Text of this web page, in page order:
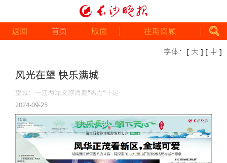
返回 首页 版面 往期回顾
字体： [ 大 ] [ 中 ]
风光在望 快乐满城
望城：一江两岸文旅消费“热力”十足
2024-09-25